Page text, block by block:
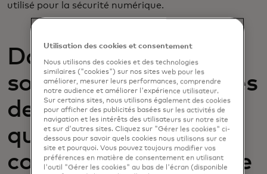
utilisé pour la sécurité numérique.
Dans quelle mesure
sommes-nous proches
de l’informatique
quantique qui
constitue une menace
Utilisation des cookies et consentement
Nous utilisons des cookies et des technologies
similaires ("cookies") sur nos sites web pour les
améliorer, mesurer leurs performances, comprendre
notre audience et améliorer l'expérience utilisateur.
Sur certains sites, nous utilisons également des cookies
pour afficher des publicités basées sur les activités de
navigation et les intérêts des utilisateurs sur notre site
et sur d'autres sites. Cliquez sur "Gérer les cookies" ci-
dessous pour savoir quels cookies nous utilisons sur ce
site et pourquoi. Vous pouvez toujours modifier vos
préférences en matière de consentement en utilisant
l'outil "Gérer les cookies" au bas de l'écran (disponible